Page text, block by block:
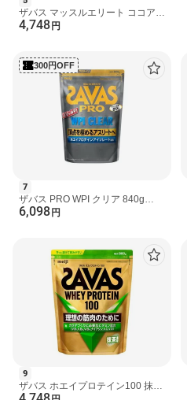
・乳・大豆でアレルギー症状が出
ー発症例がありますので、少量か
・直射日光および高温多湿の場所
品名・名称
プロテインパウダー(粉末たんぱく
明治
お問い合わせ先
東京都中央区京橋2-2-1
お客様相談センター0120-858-660
広告文責
楽天グループ株式会社 電話：
[プロテイン ]
foo#251218
ザバス マッスルエリート ココア味
900g プロテイン
4,748 円
300円OFF
7
ザバス PRO WPI クリア 840g
【ザバス(SAVAS)】
6,098 円
9
ザバス ホエイプロテイン100 抹茶
風味 980g 【ザバス(SAVAS)】